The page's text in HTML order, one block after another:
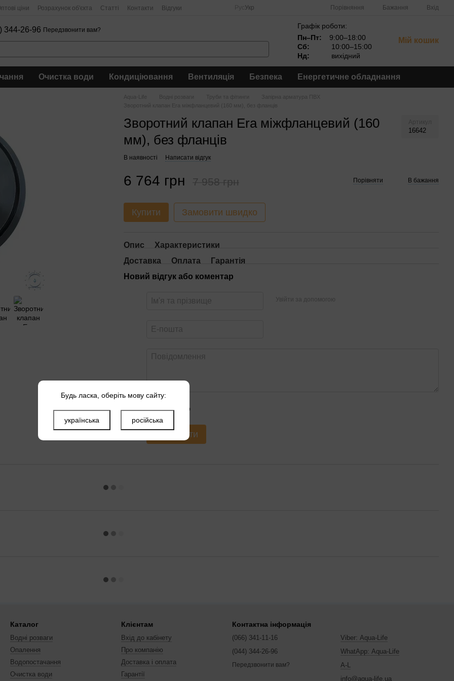
ціни Розрахунок об'єкта Статті Контакти Відгуки Укр Порівняння Бажання Вхід
344-26-96 Передзвонити вам?
Графік роботи:
Пн–Пт:
9:00–18:00
Сб:
10:00–15:00
Нд:
вихідний
Мій кошик
Очистка води Кондиціювання Вентиляція Безпека Енергетичне обладнання
Aqua-Life Водні розваги Труби та фітинги
Запірна арматура ПВХ
Зворотний клапан Era міжфланцевий (160 мм), без фланців
Зворотний клапан Era міжфланцевий (160
мм), без фланців
16642
В наявності Написати відгук
6 764 грн 7 958 грн Порівняти В бажання
Купити Замовити швидко
Опис
Характеристики
Доставка
Оплата
Гарантія
Новий відгук або коментар
Увійти за допомогою
Оцініть товар
Надіслати
Каталог
Водні розваги
Опалення
Водопостачання
Очистка води
Клієнтам
Вхід до кабінету
Про компанію
Доставка і оплата
Гарантії
Контактна інформація
(066) 341-11-16
(044) 344-26-96
Передзвонити вам?
Viber: Aqua-Life
WhatApp: Aqua-Life
A-L
info@aqua-life.ua
Будь ласка, оберіть мову сайту:
українська російська